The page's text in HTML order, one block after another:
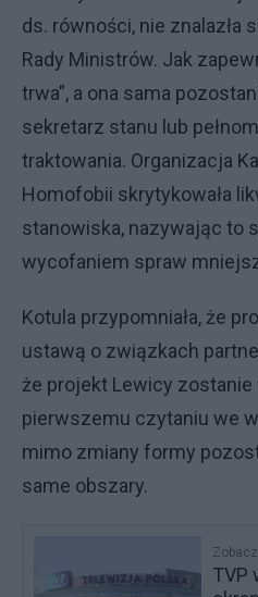
ds. równości, nie znalazła
Rady Ministrów. Jak
trwa”, a ona sama
sekretarz stanu lub
traktowania. Organizacja
Homofobii skrytykowała
stanowiska, nazywając to
wycofaniem spraw
Kotula przypomniała, że
ustawą o związkach
że projekt Lewicy
pierwszemu czytaniu we
mimo zmiany formy
same obszary.
TVP